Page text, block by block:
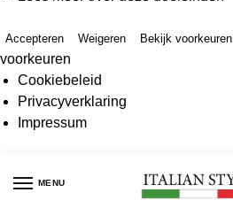
Accepteren Weigeren Bekijk voorkeuren
voorkeuren
Cookiebeleid
Privacyverklaring
Impressum
MENU